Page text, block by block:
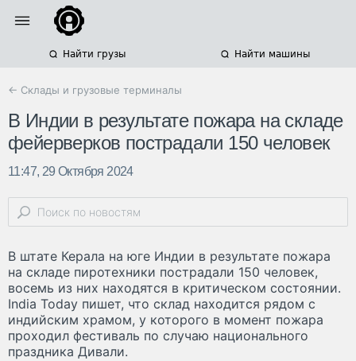
Найти грузы Найти машины
← Склады и грузовые терминалы
В Индии в результате пожара на складе
фейерверков пострадали 150 человек
11:47, 29 Октября 2024
В штате Керала на юге Индии в результате пожара
на складе пиротехники пострадали 150 человек,
восемь из них находятся в критическом состоянии.
India Today пишет, что склад находится рядом с
индийским храмом, у которого в момент пожара
проходил фестиваль по случаю национального
праздника Дивали.